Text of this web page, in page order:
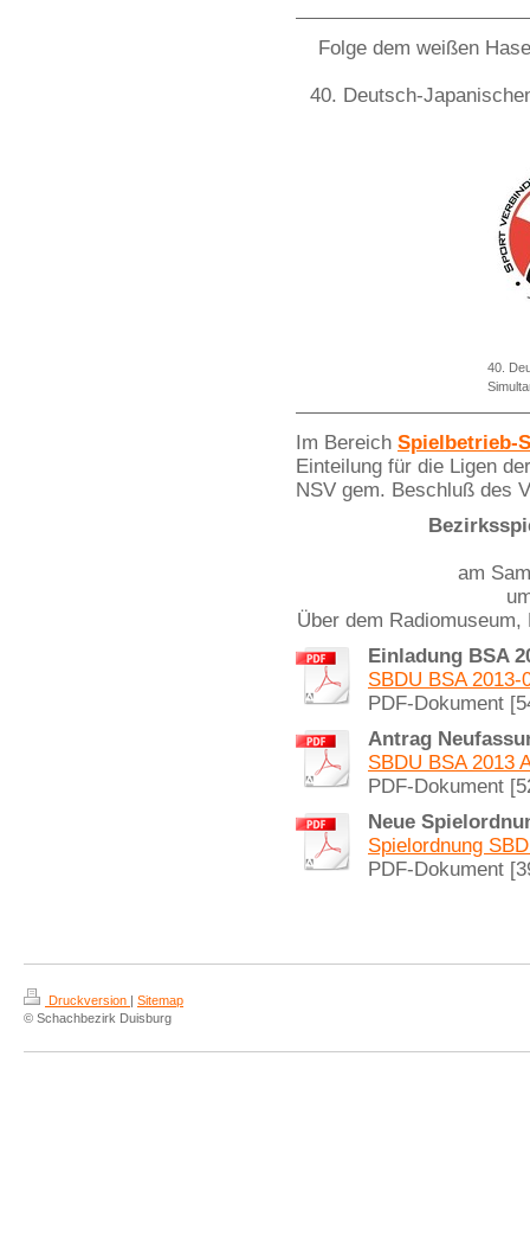
Folge dem weißen
40. Deutsch-
40.
Im Bereich Spielbetrieb-
Einteilung für die Ligen
NSV gem. Beschluß des
am
Über dem
Einladung BSA
SBDU BSA 2013-
PDF-Dokument
Antrag
SBDU BSA 2013
PDF-Dokument
Neue
Spielordnung
PDF-Dokument
Druckversion | Sitemap
© Schachbezirk Duisburg